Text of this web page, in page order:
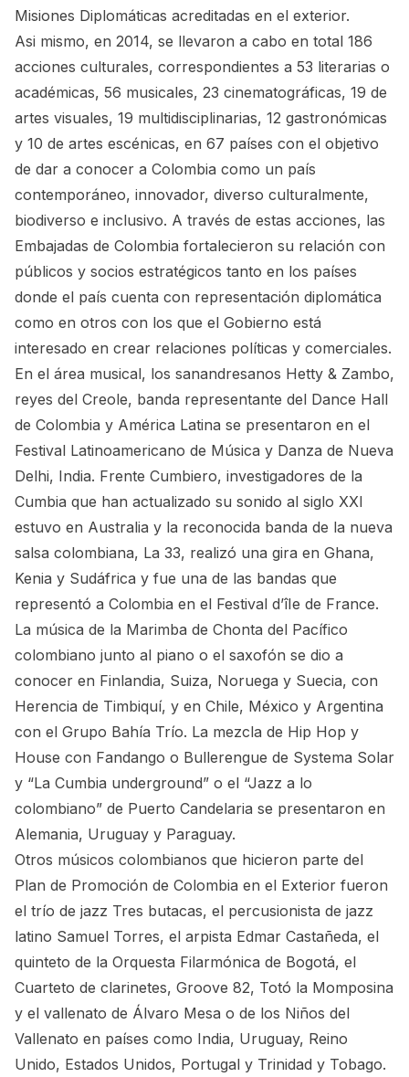
Misiones Diplomáticas acreditadas en el exterior.
Asi mismo, en 2014, se llevaron a cabo en total 186
acciones culturales, correspondientes a 53 literarias o
académicas, 56 musicales, 23 cinematográficas, 19 de
artes visuales, 19 multidisciplinarias, 12 gastronómicas
y 10 de artes escénicas, en 67 países con el objetivo
de dar a conocer a Colombia como un país
contemporáneo, innovador, diverso culturalmente,
biodiverso e inclusivo. A través de estas acciones, las
Embajadas de Colombia fortalecieron su relación con
públicos y socios estratégicos tanto en los países
donde el país cuenta con representación diplomática
como en otros con los que el Gobierno está
interesado en crear relaciones políticas y comerciales.
En el área musical, los sanandresanos Hetty & Zambo,
reyes del Creole, banda representante del Dance Hall
de Colombia y América Latina se presentaron en el
Festival Latinoamericano de Música y Danza de Nueva
Delhi, India. Frente Cumbiero, investigadores de la
Cumbia que han actualizado su sonido al siglo XXI
estuvo en Australia y la reconocida banda de la nueva
salsa colombiana, La 33, realizó una gira en Ghana,
Kenia y Sudáfrica y fue una de las bandas que
representó a Colombia en el Festival d’îIe de France.
La música de la Marimba de Chonta del Pacífico
colombiano junto al piano o el saxofón se dio a
conocer en Finlandia, Suiza, Noruega y Suecia, con
Herencia de Timbiquí, y en Chile, México y Argentina
con el Grupo Bahía Trío. La mezcla de Hip Hop y
House con Fandango o Bullerengue de Systema Solar
y “La Cumbia underground” o el “Jazz a lo
colombiano” de Puerto Candelaria se presentaron en
Alemania, Uruguay y Paraguay.
Otros músicos colombianos que hicieron parte del
Plan de Promoción de Colombia en el Exterior fueron
el trío de jazz Tres butacas, el percusionista de jazz
latino Samuel Torres, el arpista Edmar Castañeda, el
quinteto de la Orquesta Filarmónica de Bogotá, el
Cuarteto de clarinetes, Groove 82, Totó la Momposina
y el vallenato de Álvaro Mesa o de los Niños del
Vallenato en países como India, Uruguay, Reino
Unido, Estados Unidos, Portugal y Trinidad y Tobago.